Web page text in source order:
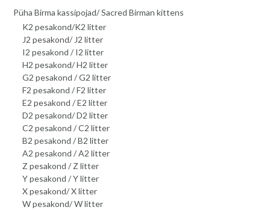
Püha Birma kassipojad/ Sacred Birman kittens
K2 pesakond/K2 litter
J2 pesakond/ J2 litter
I2 pesakond / I2 litter
H2 pesakond/ H2 litter
G2 pesakond / G2 litter
F2 pesakond / F2 litter
E2 pesakond / E2 litter
D2 pesakond/ D2 litter
C2 pesakond / C2 litter
B2 pesakond / B2 litter
A2 pesakond / A2 litter
Z pesakond / Z litter
Y pesakond / Y litter
X pesakond/ X litter
W pesakond/ W litter